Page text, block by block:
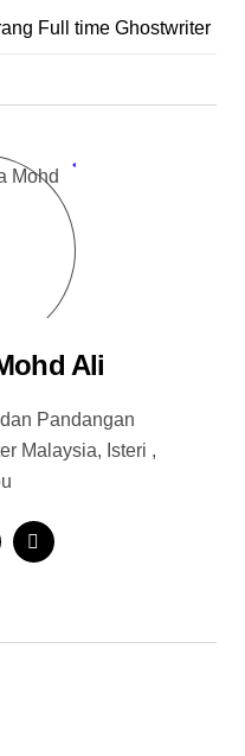
Full time Ghostwriter
Ali
Pandangan
Malaysia, Isteri ,